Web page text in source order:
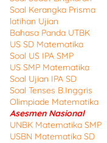
Soal Kerangka Prisma
latihan Ujian
Bahasa Panda UTBK
US SD Matematika
Soal US IPA SMP
US SMP Matematika
Soal Ujian IPA SD
Soal Tenses B.Inggris
Olimpiade Matematika
Asesmen Nasional
UNBK Matematika SMP
USBN Matematika SD